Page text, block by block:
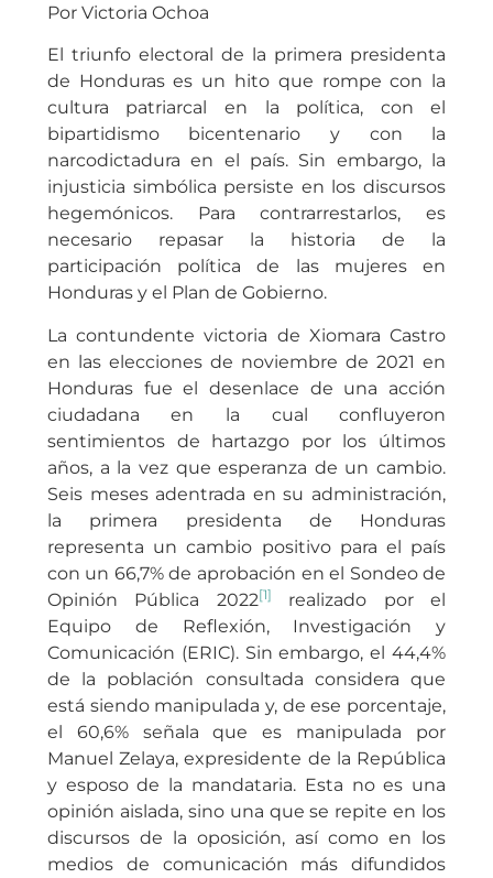
Por Victoria Ochoa
El triunfo electoral de la primera presidenta
de Honduras es un hito que rompe con la
cultura patriarcal en la política, con el
bipartidismo bicentenario y con la
narcodictadura en el país. Sin embargo, la
injusticia simbólica persiste en los discursos
hegemónicos. Para contrarrestarlos, es
necesario repasar la historia de la
participación política de las mujeres en
Honduras y el Plan de Gobierno.
La contundente victoria de Xiomara Castro
en las elecciones de noviembre de 2021 en
Honduras fue el desenlace de una acción
ciudadana en la cual confluyeron
sentimientos de hartazgo por los últimos
años, a la vez que esperanza de un cambio.
Seis meses adentrada en su administración,
la primera presidenta de Honduras
representa un cambio positivo para el país
con un 66,7% de aprobación en el Sondeo de
Opinión Pública 2022[1]
realizado por el
Equipo de Reflexión, Investigación y
Comunicación (ERIC). Sin embargo, el 44,4%
de la población consultada considera que
está siendo manipulada y, de ese porcentaje,
el 60,6% señala que es manipulada por
Manuel Zelaya, expresidente de la República
y esposo de la mandataria. Esta no es una
opinión aislada, sino una que se repite en los
discursos de la oposición, así como en los
medios de comunicación más difundidos